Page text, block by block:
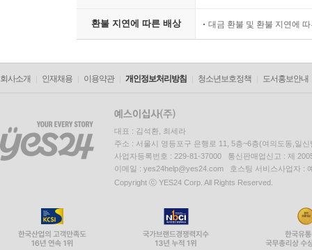
환불 지연에 따른 배상 대금 환불 및 환불 지연에
회사소개 인재채용 이용약관 개인정보처리방침 청소년보호정책 도서홍보안내
대표 : 김석환, 최세라
주소 : 서울시 영등포구 은행로 11, 5층~6층(여의도동,일신
사업자등록번호 : 229-81-37000 통신판매업신고 : 제
이메일 : yes24help@yes24.com 호스팅 서비스사업자 :
Copyright ⓒ YES24 Corp. All Rights Reserved.